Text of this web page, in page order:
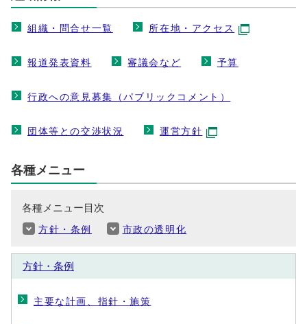
組織・問合せ一覧 所在地・アクセス
報道発表資料 審議会など 予算
行政への意見募集（パブリックコメント）
団体等との交渉状況 運営方針
各種メニュー
各種メニュー目次
方針・条例
市政の透明化
方針・条例
主要な計画、指針・施策